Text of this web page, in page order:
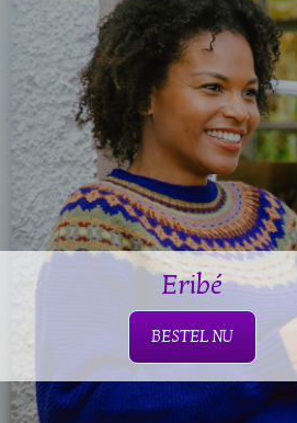
Eribé
BESTEL NU